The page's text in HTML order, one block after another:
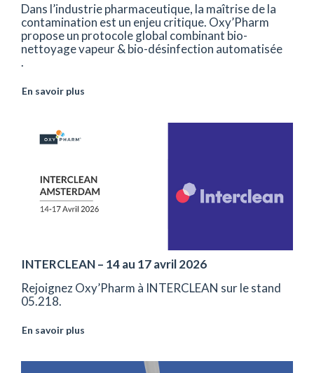
Dans l’industrie pharmaceutique, la maîtrise de la
contamination est un enjeu critique. Oxy’Pharm
propose un protocole global combinant bio-
nettoyage vapeur & bio-désinfection automatisée
.
En savoir plus
INTERCLEAN – 14 au 17 avril 2026
Rejoignez Oxy’Pharm à INTERCLEAN sur le stand
05.218.
En savoir plus